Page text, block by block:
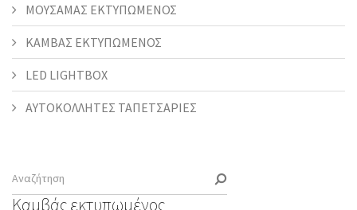
ΜΟΥΣΑΜΑΣ ΕΚΤΥΠΩΜΕΝΟΣ
ΚΑΜΒΑΣ ΕΚΤΥΠΩΜΕΝΟΣ
LED LIGHTBOX
ΑΥΤΟΚΟΛΛΗΤΕΣ ΤΑΠΕΤΣΑΡΙΕΣ
Καμβάς εκτυπωμένος